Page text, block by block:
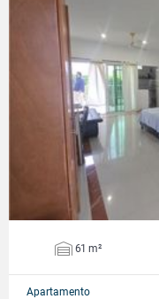
61 m²
Apartamento